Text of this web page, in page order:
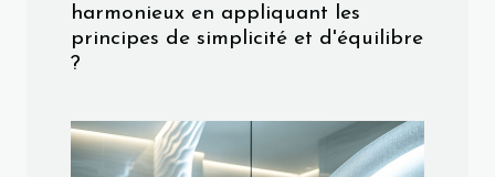
harmonieux en appliquant les
principes de simplicité et d'équilibre
?